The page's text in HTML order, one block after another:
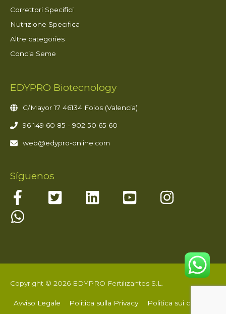
Correttori Specifici
Nutrizione Specifica
Altre categories
Concia Seme
EDYPRO Biotecnology
C/Mayor 17 46134 Foios (Valencia)
96 149 60 85 - 902 50 65 60
web@edypro-online.com
Síguenos
Copyright © 2026 EDYPRO Fertilizantes S.L.
Avviso Legale Politica sulla Privacy Politica sui cookie